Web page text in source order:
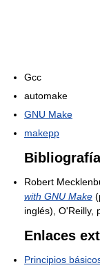
Gcc
automake
GNU Make
makepp
Bibliografía
Robert
with GNU Make
inglés), O'Reilly,
Enlaces
Principios